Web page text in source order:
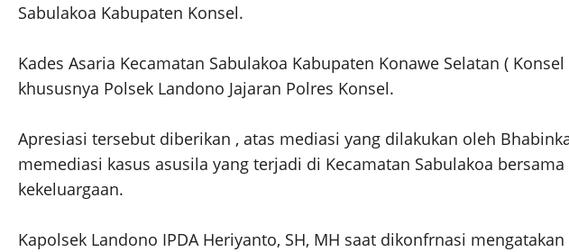
Sabulakoa Kabupaten Konsel.
Kades Asaria Kecamatan Sabulakoa Kabupaten Konawe Selatan (
khususnya Polsek Landono Jajaran Polres Konsel.
Apresiasi tersebut diberikan , atas mediasi yang dilakukan oleh
memediasi kasus asusila yang terjadi di Kecamatan Sabulakoa
kekeluargaan.
Kapolsek Landono IPDA Heriyanto, SH, MH saat dikonfrnasi